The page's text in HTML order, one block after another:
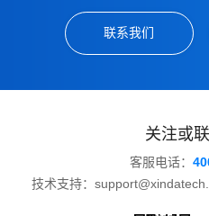
联系我们
关注或
客服电话：
技术支持：